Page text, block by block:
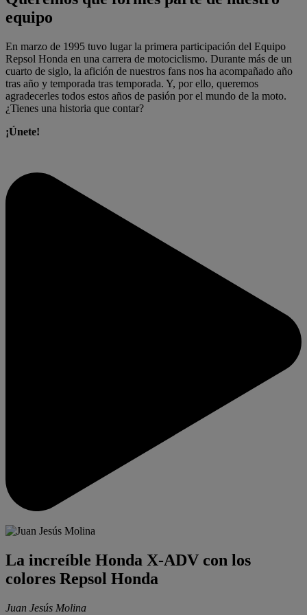
equipo
En marzo de 1995 tuvo lugar la primera participación del Equipo
Repsol Honda en una carrera de motociclismo. Durante más de un
cuarto de siglo, la afición de nuestros fans nos ha acompañado año
tras año y temporada tras temporada. Y, por ello, queremos
agradecerles todos estos años de pasión por el mundo de la moto.
¿Tienes una historia que contar?
¡Únete!
La increíble Honda X-ADV con los
colores Repsol Honda
Juan Jesús Molina